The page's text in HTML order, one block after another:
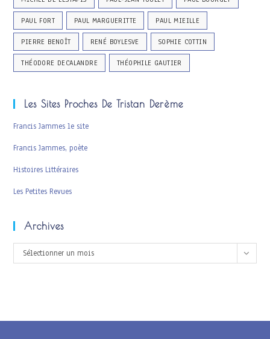
PAUL FORT PAUL MARGUERITTE PAUL MIEILLE
PIERRE BENOÎT RENÉ BOYLESVE SOPHIE COTTIN
THÉODORE DECALANDRE THÉOPHILE GAUTIER
Les Sites Proches De Tristan Derème
Francis Jammes le site
Francis Jammes, poète
Histoires Littéraires
Les Petites Revues
Archives
Archives
Sélectionner un mois